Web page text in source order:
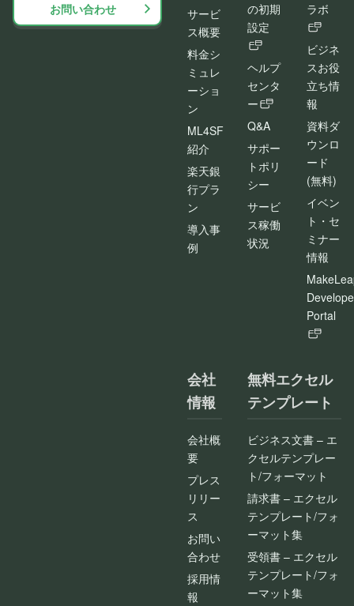
お問い合わせ
サービ
ス概要
料金シ
ミュレ
ーショ
ン
ML4SF
紹介
楽天銀
行プラ
ン
導入事
例
の初期
設定
ヘルプ
センタ
ー
Q&A
サポー
トポリ
シー
サービ
ス稼働
状況
ラボ
ビジネ
スお役
立ち情
報
資料ダ
ウンロ
ード
(無料)
イベン
ト・セ
ミナー
情報
Portal
会社
情報
会社概
要
プレス
リリー
ス
お問い
合わせ
採用情
報
無料エクセル
テンプレート
ビジネス文書 – エ
クセルテンプレー
ト/フォーマット
請求書 – エクセル
テンプレート/フォ
ーマット集
受領書 – エクセル
テンプレート/フォ
ーマット集